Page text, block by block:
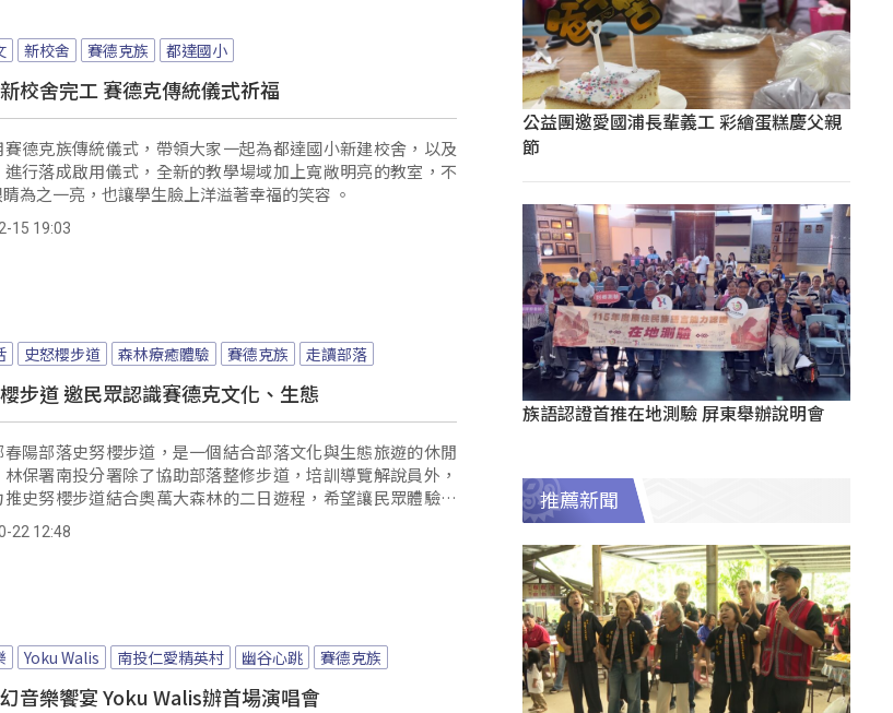
新校舍 賽德克族 都達國小
校舍完工 賽德克傳統儀式祈福
賽德克族傳統儀式，帶領大家一起為都達國小新建校舍，以及
行落成啟用儀式，全新的教學場域加上寬敞明亮的教室，不
為之一亮，也讓學生臉上洋溢著幸福的笑容 。
15 19:03
史怒櫻步道 森林療癒體驗 賽德克族 走讀部落
步道 邀民眾認識賽德克文化、生態
春陽部落史努櫻步道，是一個結合部落文化與生態旅遊的休閒
保署南投分署除了協助部落整修步道，培訓導覽解說員外，
史努櫻步道結合奧萬大森林的二日遊程，希望讓民眾體驗森
也能深入了解賽德克族文化。
22 12:48
Yoku Walis 南投仁愛精英村 幽谷心跳 賽德克族
音樂饗宴 Yoku Walis辦首場演唱會
公益團邀愛國浦長輩義工 彩繪蛋糕慶父親
節
族語認證首推在地測驗 屏東舉辦說明會
推薦新聞